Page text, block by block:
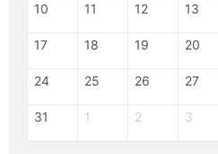
10 11 12 13
17 18 19 20
24 25 26 27
31 1 2 3